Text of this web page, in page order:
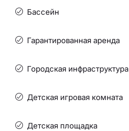
Бассейн
Гарантированная аренда
Городская инфраструктура
Детская игровая комната
Детская площадка